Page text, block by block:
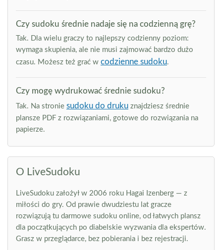
Czy sudoku średnie nadaje się na codzienną grę?
Tak. Dla wielu graczy to najlepszy codzienny poziom:
wymaga skupienia, ale nie musi zajmować bardzo dużo
czasu. Możesz też grać w codzienne sudoku.
Czy mogę wydrukować średnie sudoku?
Tak. Na stronie sudoku do druku znajdziesz średnie
plansze PDF z rozwiązaniami, gotowe do rozwiązania na
papierze.
O LiveSudoku
LiveSudoku założył w 2006 roku Hagai Izenberg — z
miłości do gry. Od prawie dwudziestu lat gracze
rozwiązują tu darmowe sudoku online, od łatwych plansz
dla początkujących po diabelskie wyzwania dla ekspertów.
Grasz w przeglądarce, bez pobierania i bez rejestracji.